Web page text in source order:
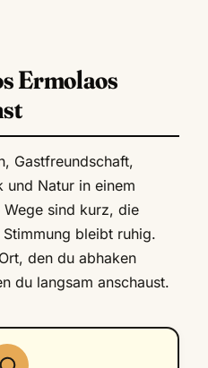
Ermolaos
Gastfreundschaft,
und Natur in einem
Wege sind kurz, die
bleibt ruhig.
den du abhaken
du langsam anschaust.